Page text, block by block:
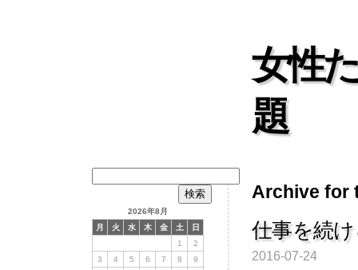
女性
題
Archive for
仕事を続
2016-07-24
2026年8月
月
火 水 木 金 土
日
1
2
3
4 5 6 7 8
9